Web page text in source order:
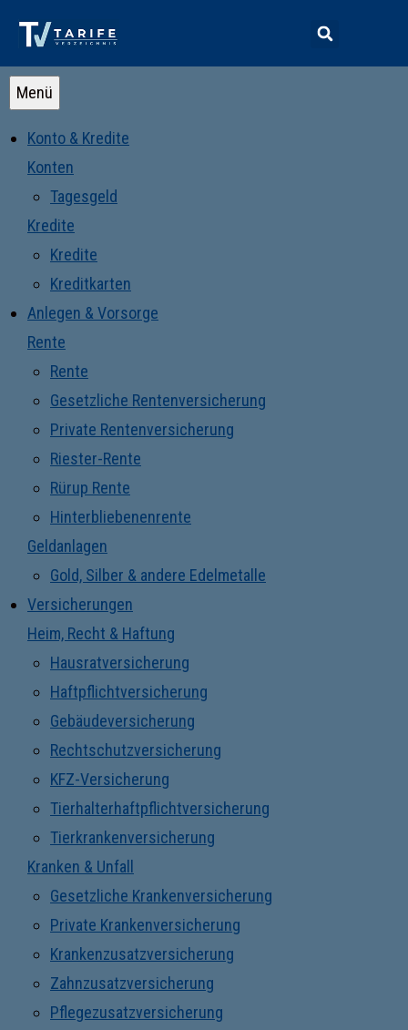
Menü
Konto & Kredite
Konten
Tagesgeld
Kredite
Kredite
Kreditkarten
Anlegen & Vorsorge
Rente
Rente
Gesetzliche Rentenversicherung
Private Rentenversicherung
Riester-Rente
Rürup Rente
Hinterbliebenenrente
Geldanlagen
Gold, Silber & andere Edelmetalle
Versicherungen
Heim, Recht & Haftung
Hausratversicherung
Haftpflichtversicherung
Gebäudeversicherung
Rechtschutzversicherung
KFZ-Versicherung
Tierhalterhaftpflichtversicherung
Tierkrankenversicherung
Kranken & Unfall
Gesetzliche Krankenversicherung
Private Krankenversicherung
Krankenzusatzversicherung
Zahnzusatzversicherung
Pflegezusatzversicherung